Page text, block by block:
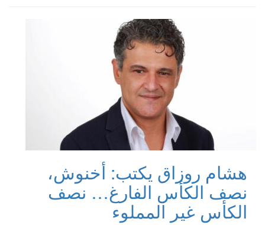
هشام روزاق يكتب: أخنوش،
نصف الكأس الفارغ… نصف
الكأس غير المملوء